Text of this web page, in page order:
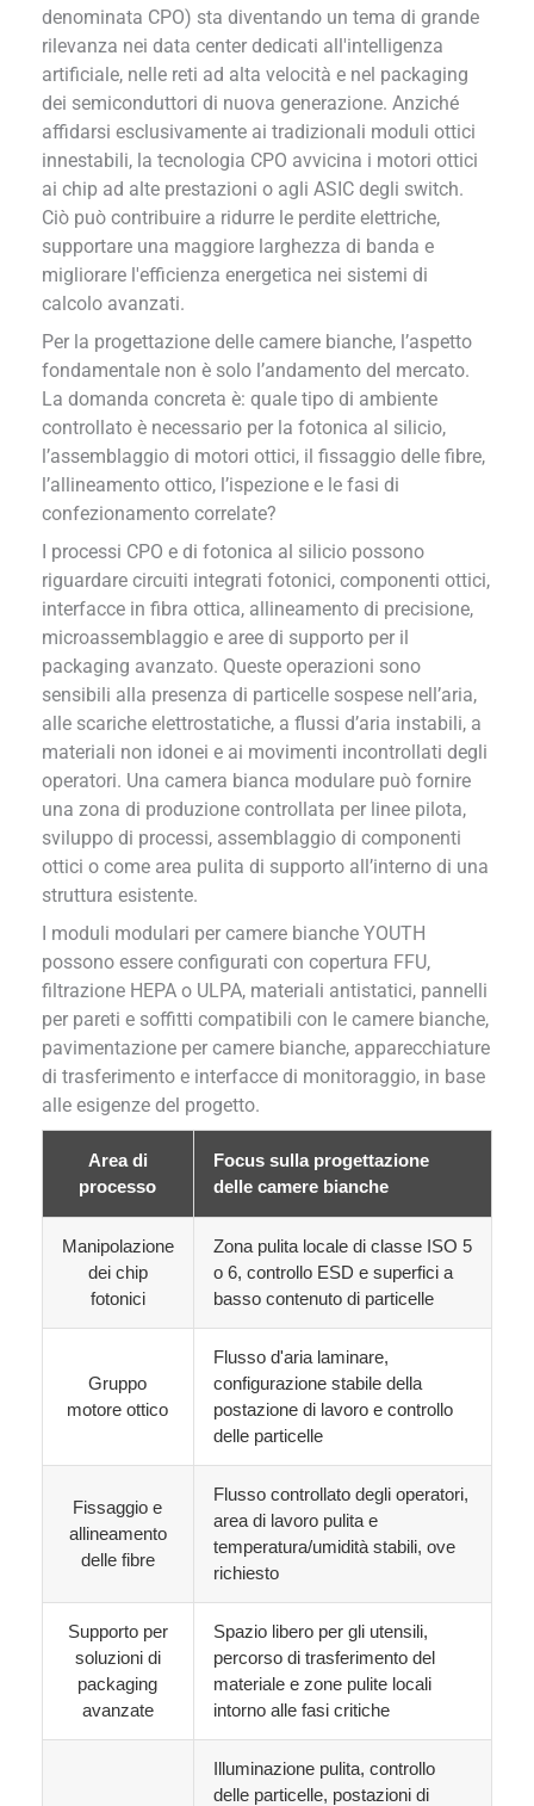
denominata CPO) sta diventando un tema di grande
rilevanza nei data center dedicati all'intelligenza
artificiale, nelle reti ad alta velocità e nel packaging
dei semiconduttori di nuova generazione. Anziché
affidarsi esclusivamente ai tradizionali moduli ottici
innestabili, la tecnologia CPO avvicina i motori ottici
ai chip ad alte prestazioni o agli ASIC degli switch.
Ciò può contribuire a ridurre le perdite elettriche,
supportare una maggiore larghezza di banda e
migliorare l'efficienza energetica nei sistemi di
calcolo avanzati.
Per la progettazione delle camere bianche, l’aspetto
fondamentale non è solo l’andamento del mercato.
La domanda concreta è: quale tipo di ambiente
controllato è necessario per la fotonica al silicio,
l’assemblaggio di motori ottici, il fissaggio delle fibre,
l’allineamento ottico, l’ispezione e le fasi di
confezionamento correlate?
I processi CPO e di fotonica al silicio possono
riguardare circuiti integrati fotonici, componenti ottici,
interfacce in fibra ottica, allineamento di precisione,
microassemblaggio e aree di supporto per il
packaging avanzato. Queste operazioni sono
sensibili alla presenza di particelle sospese nell’aria,
alle scariche elettrostatiche, a flussi d’aria instabili, a
materiali non idonei e ai movimenti incontrollati degli
operatori. Una camera bianca modulare può fornire
una zona di produzione controllata per linee pilota,
sviluppo di processi, assemblaggio di componenti
ottici o come area pulita di supporto all’interno di una
struttura esistente.
I moduli modulari per camere bianche YOUTH
possono essere configurati con copertura FFU,
filtrazione HEPA o ULPA, materiali antistatici, pannelli
per pareti e soffitti compatibili con le camere bianche,
pavimentazione per camere bianche, apparecchiature
di trasferimento e interfacce di monitoraggio, in base
alle esigenze del progetto.
Area di
processo
Focus sulla progettazione
delle camere bianche
Manipolazione
dei chip
fotonici
Zona pulita locale di classe ISO 5
o 6, controllo ESD e superfici a
basso contenuto di particelle
Gruppo
motore ottico
Flusso d'aria laminare,
configurazione stabile della
postazione di lavoro e controllo
delle particelle
Fissaggio e
allineamento
delle fibre
Flusso controllato degli operatori,
area di lavoro pulita e
temperatura/umidità stabili, ove
richiesto
Supporto per
soluzioni di
packaging
avanzate
Spazio libero per gli utensili,
percorso di trasferimento del
materiale e zone pulite locali
intorno alle fasi critiche
Illuminazione pulita, controllo
delle particelle, postazioni di